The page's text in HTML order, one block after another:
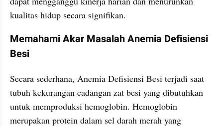
kualitas hidup secara signifikan.
Memahami Akar Masalah Anemia Defisiensi
Besi
Secara sederhana, Anemia Defisiensi Besi terjadi saat
tubuh kekurangan cadangan zat besi yang dibutuhkan
untuk memproduksi hemoglobin. Hemoglobin
merupakan protein dalam sel darah merah yang